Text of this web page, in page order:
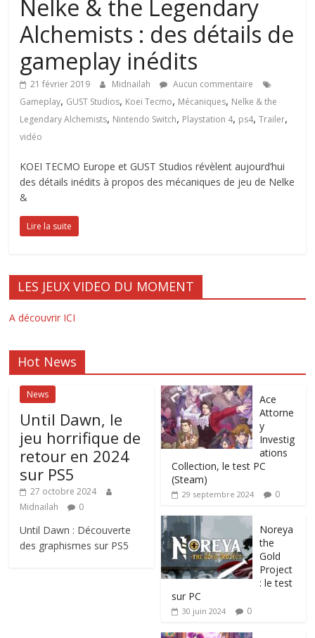
Nelke & the Legendary
Alchemists : des détails de
gameplay inédits
21 février 2019 Midnailah
Aucun commentaire
Gameplay, GUST Studios, Koei Tecmo, Mécaniques, Nelke & the
Legendary Alchemists, Nintendo Switch, Playstation 4, ps4,Trailer,
vidéo
KOEI TECMO Europe et GUST Studios révèlent aujourd’hui
des détails inédits à propos des mécaniques de jeu de Nelke
&
Lire la suite
LES JEUX VIDEO DU MOMENT
A découvrir ICI
Hot News
News
Until Dawn, le
jeu horrifique de
retour en 2024
sur PS5
27 octobre 2024
Midnailah
0
Until Dawn : Découverte
des graphismes sur PS5
Ace
Attorne
y
Investig
ations
Collection, le test PC
(Steam)
29 septembre 2024 0
Noreya
the
Gold
Project
: le test
sur PC
30 juin 2024 0